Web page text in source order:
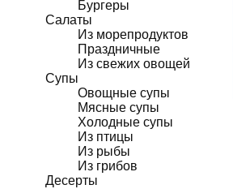
Бургеры
Салаты
Из морепродуктов
Праздничные
Из свежих овощей
Супы
Овощные супы
Мясные супы
Холодные супы
Из птицы
Из рыбы
Из грибов
Десерты